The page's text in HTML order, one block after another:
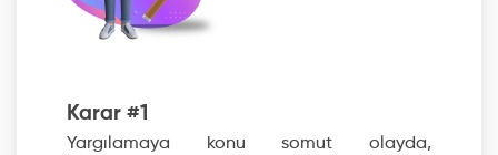
Karar #1
Yargılamaya konu somut olayda,